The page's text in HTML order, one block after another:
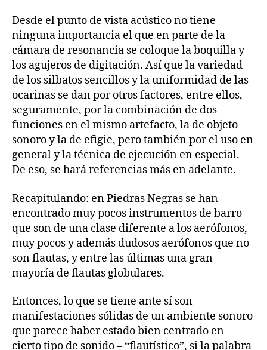
Desde el punto de vista acústico no tiene
ninguna importancia el que en parte de la
cámara de resonancia se coloque la boquilla y
los agujeros de digitación. Así que la variedad
de los silbatos sencillos y la uniformidad de las
ocarinas se dan por otros factores, entre ellos,
seguramente, por la combinación de dos
funciones en el mismo artefacto, la de objeto
sonoro y la de efigie, pero también por el uso en
general y la técnica de ejecución en especial.
De eso, se hará referencias más en adelante.
Recapitulando: en Piedras Negras se han
encontrado muy pocos instrumentos de barro
que son de una clase diferente a los aerófonos,
muy pocos y además dudosos aerófonos que no
son flautas, y entre las últimas una gran
mayoría de flautas globulares.
Entonces, lo que se tiene ante sí son
manifestaciones sólidas de un ambiente sonoro
que parece haber estado bien centrado en
cierto tipo de sonido – “flautístico”, si la palabra